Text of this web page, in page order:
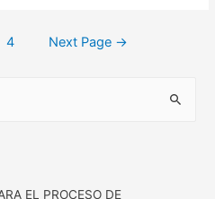
4 Next Page →
EL PROCESO DE